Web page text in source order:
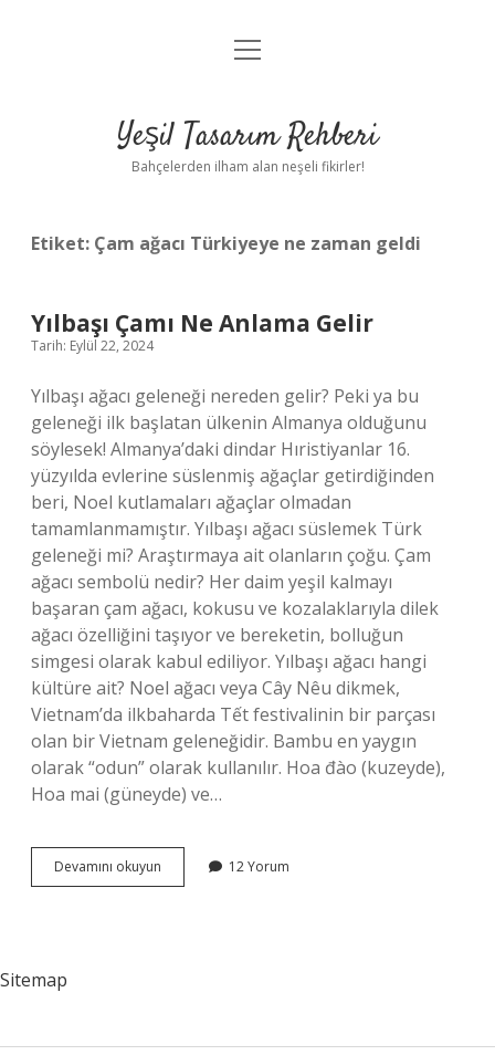
Anasayfa
Yasal Uyarı
menüyü
Yeşil Tasarım Rehberi
Bahçelerden ilham alan neşeli fikirler!
Etiket: Çam ağacı Türkiyeye ne zaman geldi
Yılbaşı Çamı Ne Anlama Gelir
Tarih: Eylül 22, 2024
Yılbaşı ağacı geleneği nereden gelir? Peki ya bu
geleneği ilk başlatan ülkenin Almanya olduğunu
söylesek! Almanya’daki dindar Hıristiyanlar 16.
yüzyılda evlerine süslenmiş ağaçlar getirdiğinden
beri, Noel kutlamaları ağaçlar olmadan
tamamlanmamıştır. Yılbaşı ağacı süslemek Türk
geleneği mi? Araştırmaya ait olanların çoğu. Çam
ağacı sembolü nedir? Her daim yeşil kalmayı
başaran çam ağacı, kokusu ve kozalaklarıyla dilek
ağacı özelliğini taşıyor ve bereketin, bolluğun
simgesi olarak kabul ediliyor. Yılbaşı ağacı hangi
kültüre ait? Noel ağacı veya Cây Nêu dikmek,
Vietnam’da ilkbaharda Tết festivalinin bir parçası
olan bir Vietnam geleneğidir. Bambu en yaygın
olarak “odun” olarak kullanılır. Hoa đào (kuzeyde),
Hoa mai (güneyde) ve…
Devamını okuyun
Çamı
12 Yorum
Sitemap